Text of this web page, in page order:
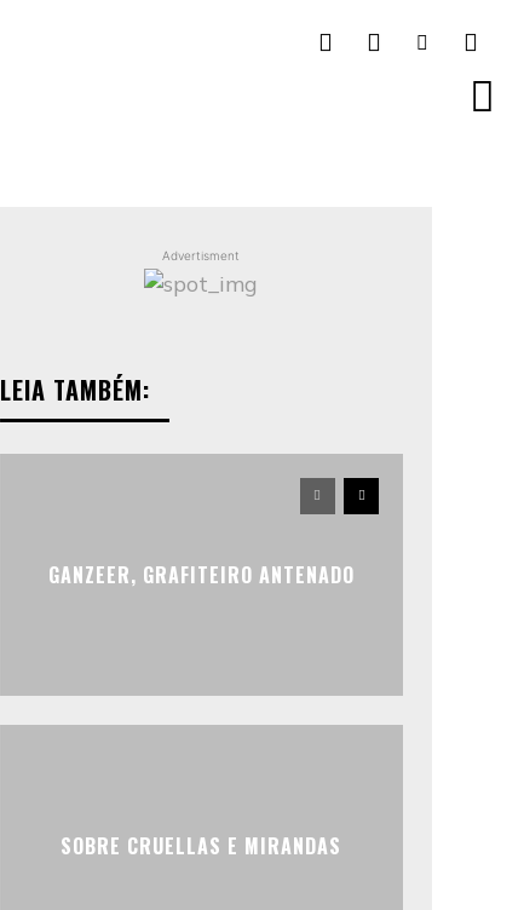
Advertisment
LEIA TAMBÉM:
GANZEER, GRAFITEIRO ANTENADO
SOBRE CRUELLAS E MIRANDAS